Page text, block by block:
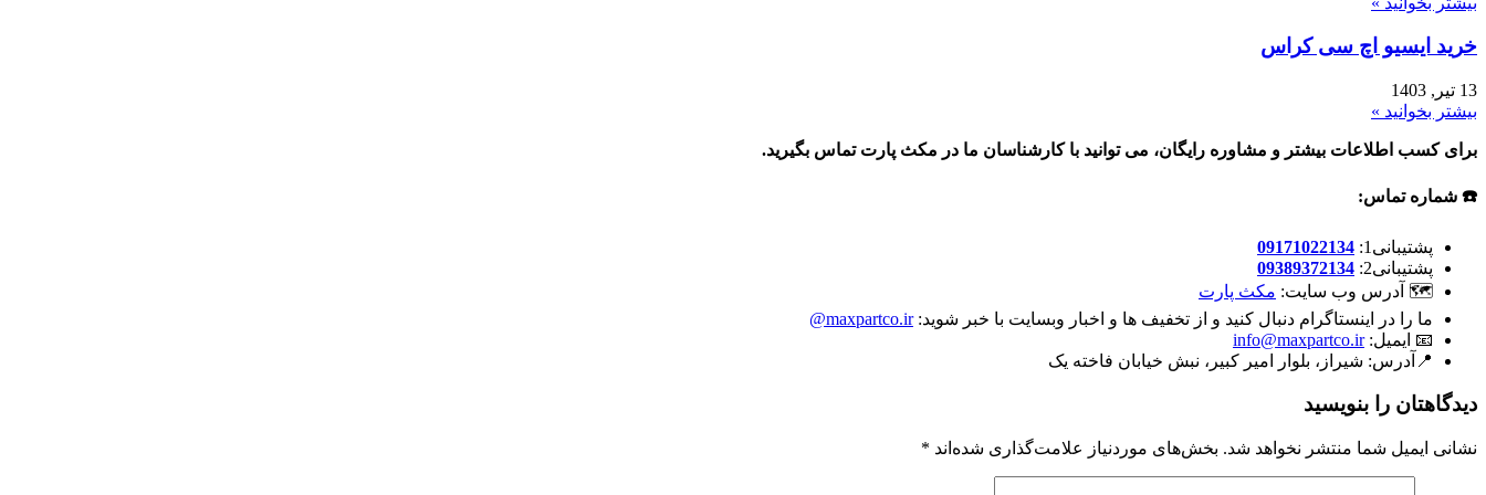
خرید ایسیو اچ سی کراس
13 تیر, 1403
بیشتر بخوانید »
برای کسب اطلاعات بیشتر و مشاوره رایگان، می توانید با کارشناسان ما در مکث پارت تماس بگیرید.
☎️ شماره تماس:
پشتیبانی1:
09171022134
پشتیبانی2:
09389372134
🗺 آدرس وب سایت: مکث پارت
ما را در اینستاگرام دنبال کنید و از تخفیف ها و اخبار وبسایت با خبر شوید:maxpartco.ir@
📧 ایمیل:info@maxpartco.ir
📍آدرس: شیراز، بلوار امیر کبیر، نبش خیابان فاخته یک
دیدگاهتان را بنویسید
نشانی ایمیل شما منتشر نخواهد شد. بخش‌های موردنیاز علامت‌گذاری شده‌اند *